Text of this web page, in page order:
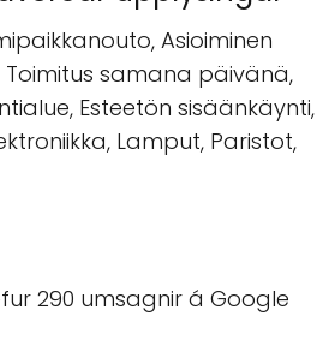
Asioiminen
samana päivänä,
Esteetön sisäänkäynti,
Lamput, Paristot,
290 umsagnir á Google